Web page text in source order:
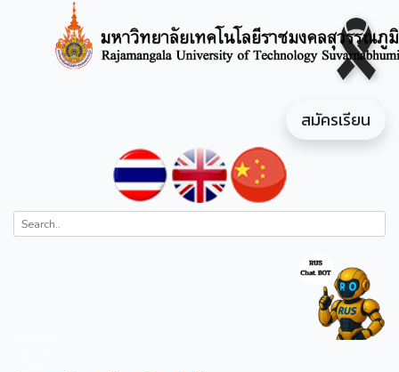
สมัครเรียน